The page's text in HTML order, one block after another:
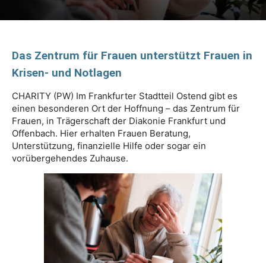
Das Zentrum für Frauen unterstützt Frauen in
Krisen- und Notlagen
CHARITY (PW) Im Frankfurter Stadtteil Ostend gibt es
einen besonderen Ort der Hoffnung – das Zentrum für
Frauen, in Trägerschaft der Diakonie Frankfurt und
Offenbach. Hier erhalten Frauen Beratung,
Unterstützung, finanzielle Hilfe oder sogar ein
vorübergehendes Zuhause.